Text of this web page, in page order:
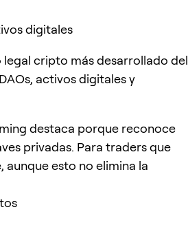
digitales
cripto más desarrollado del
activos digitales y
destaca porque reconoce
privadas. Para traders que
aunque esto no elimina la